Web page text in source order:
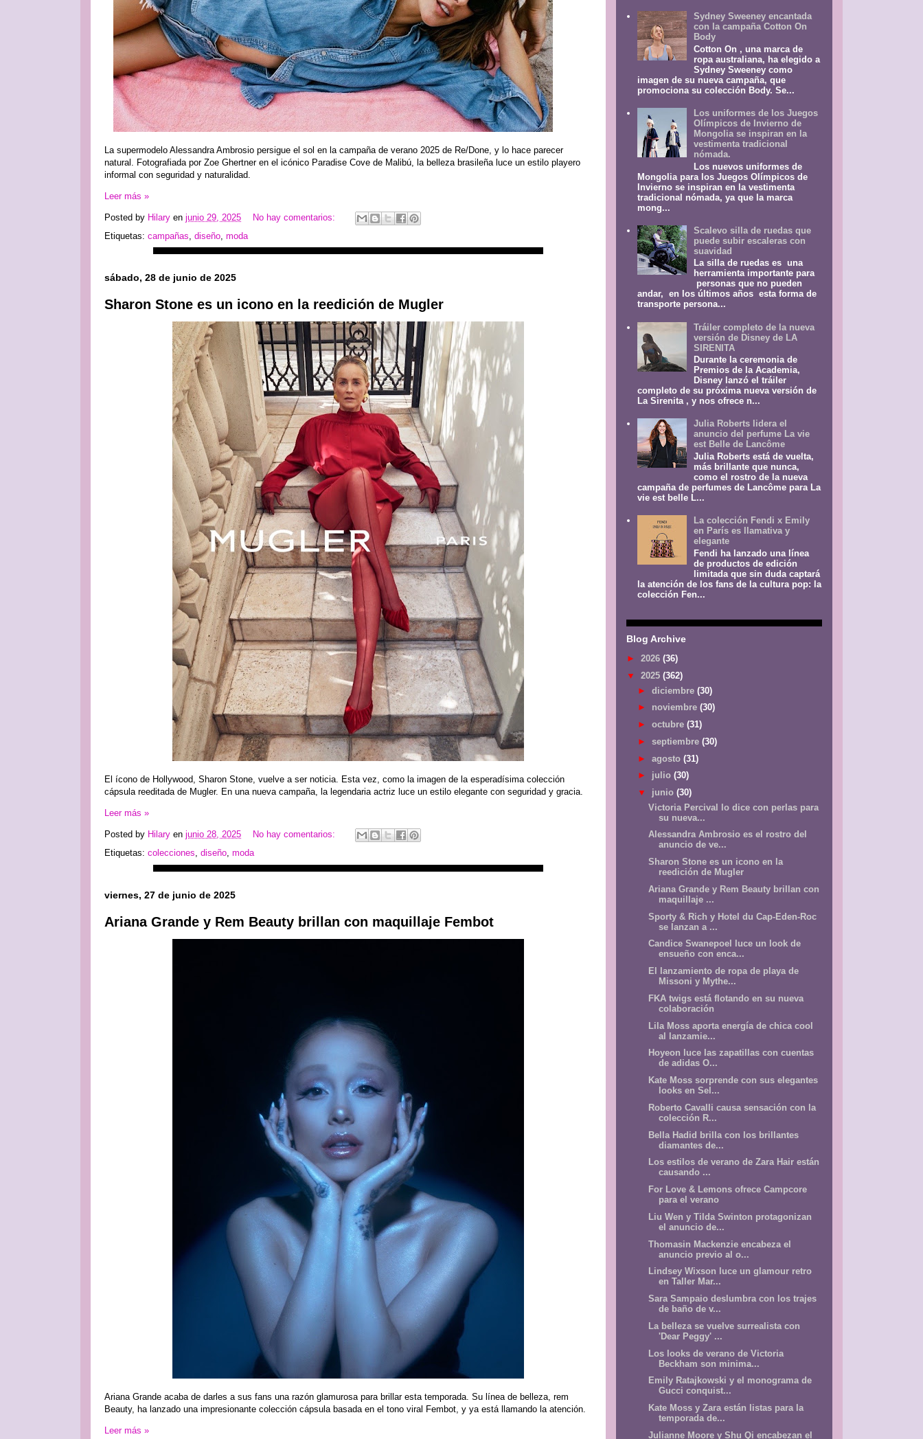
La supermodelo Alessandra Ambrosio persigue el sol en la campaña de verano 2025 de Re/Done, y lo hace parecer
natural. Fotografiada por Zoe Ghertner en el icónico Paradise Cove de Malibú, la belleza brasileña luce un estilo playero
informal con seguridad y naturalidad.
Leer más »
Posted by Hilary en junio 29, 2025
No hay comentarios:
Etiquetas: campañas diseño moda
sábado, 28 de junio de 2025
Sharon Stone es un icono en la reedición de Mugler
El ícono de Hollywood, Sharon Stone, vuelve a ser noticia. Esta vez, como la imagen de la esperadísima colección
cápsula reeditada de Mugler. En una nueva campaña, la legendaria actriz luce un estilo elegante con seguridad y gracia.
Leer más »
Posted by Hilary en junio 28, 2025
No hay comentarios:
Etiquetas: colecciones, diseño, moda
viernes, 27 de junio de 2025
Ariana Grande y Rem Beauty brillan con maquillaje Fembot
Ariana Grande acaba de darles a sus fans una razón glamurosa para brillar esta temporada. Su línea de belleza, rem
Beauty, ha lanzado una impresionante colección cápsula basada en el tono viral Fembot, y ya está llamando la atención.
Leer más »
Sydney Sweeney encantada
con la campaña Cotton On
Body
Cotton On , una marca de
ropa australiana, ha elegido a
Sydney Sweeney como
imagen de su nueva campaña, que
promociona su colección Body. Se...
Los uniformes de los Juegos
Olímpicos de Invierno de
Mongolia se inspiran en la
vestimenta tradicional
nómada.
Los nuevos uniformes de
Mongolia para los Juegos Olímpicos de
Invierno se inspiran en la vestimenta
tradicional nómada, ya que la marca
mong...
Scalevo silla de ruedas que
puede subir escaleras con
suavidad
La silla de ruedas es una
herramienta importante para
personas que no pueden
andar, en los últimos años esta forma de
transporte persona...
Tráiler completo de la nueva
versión de Disney de LA
SIRENITA
Durante la ceremonia de
Premios de la Academia,
Disney lanzó el tráiler
completo de su próxima nueva versión de
La Sirenita , y nos ofrece n...
Julia Roberts lidera el
anuncio del perfume La vie
est Belle de Lancôme
Julia Roberts está de vuelta,
más brillante que nunca,
como el rostro de la nueva
campaña de perfumes de Lancôme para La
vie est belle L...
La colección Fendi x Emily
en París es llamativa y
elegante
Fendi ha lanzado una línea
de productos de edición
limitada que sin duda captará
la atención de los fans de la cultura pop: la
colección Fen...
Blog Archive
► 2026 (36)
▼ 2025 (362)
► diciembre (30)
► noviembre (30)
► octubre (31)
► septiembre (30)
► agosto (31)
► julio (30)
▼ junio (30)
Victoria Percival lo dice con perlas para
su nueva...
Alessandra Ambrosio es el rostro del
anuncio de ve...
Sharon Stone es un icono en la
reedición de Mugler
Ariana Grande y Rem Beauty brillan con
maquillaje ...
Sporty & Rich y Hotel du Cap-Eden-Roc
se lanzan a ...
Candice Swanepoel luce un look de
ensueño con enca...
El lanzamiento de ropa de playa de
Missoni y Mythe...
FKA twigs está flotando en su nueva
colaboración
Lila Moss aporta energía de chica cool
al lanzamie...
Hoyeon luce las zapatillas con cuentas
de adidas O...
Kate Moss sorprende con sus elegantes
looks en Sel...
Roberto Cavalli causa sensación con la
colección R...
Bella Hadid brilla con los brillantes
diamantes de...
Los estilos de verano de Zara Hair están
causando ...
For Love & Lemons ofrece Campcore
para el verano
Liu Wen y Tilda Swinton protagonizan
el anuncio de...
Thomasin Mackenzie encabeza el
anuncio previo al o...
Lindsey Wixson luce un glamour retro
en Taller Mar...
Sara Sampaio deslumbra con los trajes
de baño de v...
La belleza se vuelve surrealista con
'Dear Peggy' ...
Los looks de verano de Victoria
Beckham son minima...
Emily Ratajkowski y el monograma de
Gucci conquist...
Kate Moss y Zara están listas para la
temporada de...
Julianne Moore y Shu Qi encabezan el